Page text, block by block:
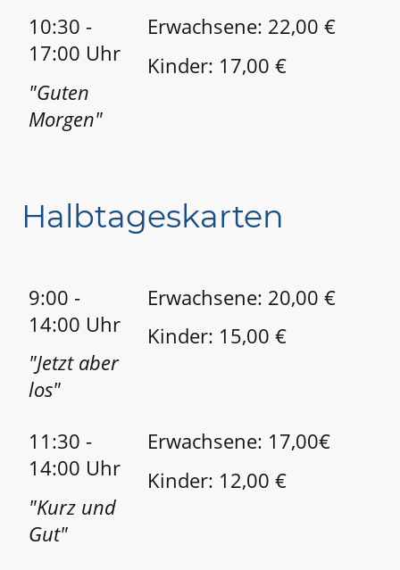
10:30 -
17:00 Uhr
"Guten
Morgen"
Erwachsene: 22,00 €
Kinder: 17,00 €
Halbtageskarten
9:00 -
14:00 Uhr
"Jetzt aber
los"
Erwachsene: 20,00 €
Kinder: 15,00 €
11:30 -
14:00 Uhr
"Kurz und
Gut"
Erwachsene: 17,00€
Kinder: 12,00 €